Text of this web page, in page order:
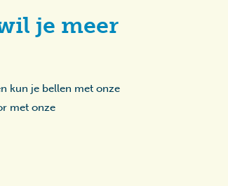
je meer
kun je bellen met onze
met onze